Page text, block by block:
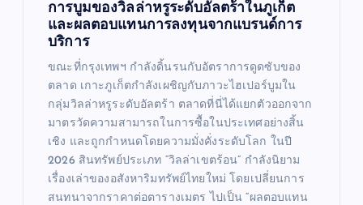
การบูมของวิลล่าหรูระดับอัลตร้าในภูเก็ต
และผลตอบแทนการลงทุนจากแบรนด์การ
บริการ
ขณะที่กรุงเทพฯ กำลังดิ้นรนกับอัตราการดูดซับของ
ตลาด เกาะภูเก็ตกำลังเผชิญกับภาวะไฮเปอร์บูมใน
กลุ่มวิลล่าหรูระดับอัลตร้า ตลาดที่นี่ได้แยกตัวออกจาก
มาตรวัดความสามารถในการซื้อในประเทศอย่างสิ้น
เชิง และถูกกำหนดโดยความมั่งคั่งระดับโลก ในปี
2026 สินทรัพย์ประเภท “วิลล่าเขตร้อน” กำลังนิยาม
เรื่องเล่าของอสังหาริมทรัพย์ไทยใหม่ โดยเปลี่ยนการ
สนทนาจากราคาต่อตารางเมตร ไปเป็น “ผลตอบแทน